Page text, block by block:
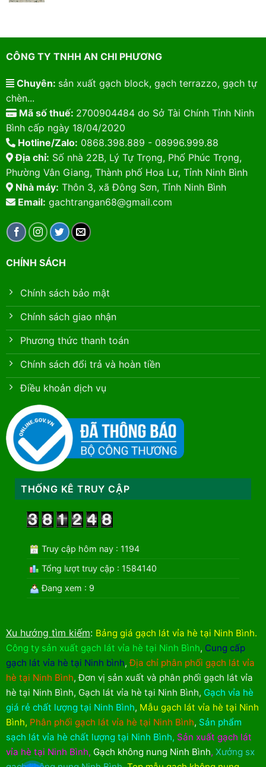
CÔNG TY TNHH AN CHI PHƯƠNG
Chuyên: sản xuất gạch block, gạch terrazzo, gạch tự
chèn...
Mã số thuế: 2700904484 do Sở Tài Chính Tỉnh Ninh
Bình cấp ngày 18/04/2020
Hotline/Zalo: 0868.398.889 - 08996.999.88
Địa chỉ: Số nhà 22B, Lý Tự Trọng, Phố Phúc Trọng,
Phường Vân Giang, Thành phố Hoa Lư, Tỉnh Ninh Bình
Nhà máy: Thôn 3, xã Đông Sơn, Tỉnh Ninh Bình
Email: gachtrangan68@gmail.com
CHÍNH SÁCH
Chính sách bảo mật
Chính sách giao nhận
Phương thức thanh toán
Chính sách đổi trả và hoàn tiền
Điều khoản dịch vụ
THỐNG KÊ TRUY CẬP
Truy cập hôm nay : 1194
Tổng lượt truy cập : 1584140
Đang xem : 9
Xu hướng tìm kiếm: Bảng giá gạch lát vỉa hè tại Ninh Bình.
Công ty sản xuất gạch lát vỉa hè tại Ninh Bình, Cung cấp
gạch lát vỉa hè tại Ninh bình,Địa chỉ phân phối gạch lát vỉa
hè tại Ninh Bình,Đơn vị sản xuất và phân phối gạch lát vỉa
hè tại Ninh Bình, Gạch lát vỉa hè tại Ninh Bình, Gạch vỉa hè
giá rẻ chất lượng tại Ninh Bình, Mẫu gạch lát vỉa hè tại Ninh
Bình, Phân phối gạch lát vỉa hè tại Ninh Bình, Sản phẩm
sạch lát vỉa hè chất lượng tại Ninh Bình, Sản xuất gạch lát
vỉa hè tại Ninh Bình, Gạch không nung Ninh Bình, Xưởng sx